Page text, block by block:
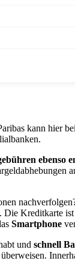
kann hier
ebenso
Die Kreditkarte ist
Smartphone
und schnell